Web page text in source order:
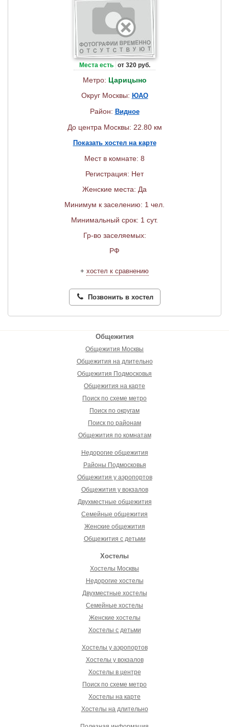
Места есть от 320 руб.
Метро: Царицыно
Округ Москвы: ЮАО
Район: Видное
До центра Москвы: 22.80 км
Показать хостел на карте
Мест в комнате: 8
Регистрация: Нет
Женские места: Да
Минимум к заселению: 1 чел.
Минимальный срок: 1 сут.
Гр-во заселяемых:
РФ
+ хостел к сравнению
Позвонить в хостел
Общежития
Общежития Москвы
Общежития на длительно
Общежития Подмосковья
Общежития на карте
Поиск по схеме метро
Поиск по округам
Поиск по районам
Общежития по комнатам
Недорогие общежития
Районы Подмосковья
Общежития у аэропортов
Общежития у вокзалов
Двухместные общежития
Семейные общежития
Женские общежития
Общежития с детьми
Хостелы
Хостелы Москвы
Недорогие хостелы
Двухместные хостелы
Семейные хостелы
Женские хостелы
Хостелы с детьми
Хостелы у аэропортов
Хостелы у вокзалов
Хостелы в центре
Поиск по схеме метро
Хостелы на карте
Хостелы на длительно